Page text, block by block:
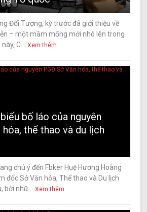
Đối Tượng, kỳ trước đã giới thiệu về
– một mầm mống mới nhô lên trong
C... Xem thêm
bố láo của nguyên
hóa, thể thao và du lịch
chú ý đến Fbker Huệ Hương Hoàng
đốc Sở Văn hóa, Thể thao và Du lịch
bởi nhữ... Xem thêm